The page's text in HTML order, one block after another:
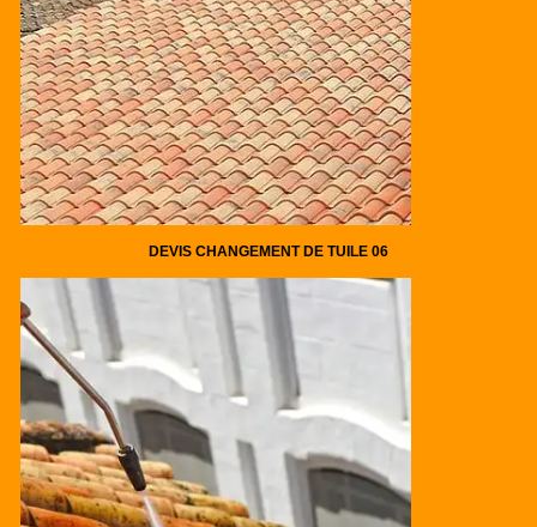
DEVIS CHANGEMENT DE TUILE 06